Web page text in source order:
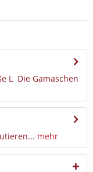
L Die Gamaschen
mehr